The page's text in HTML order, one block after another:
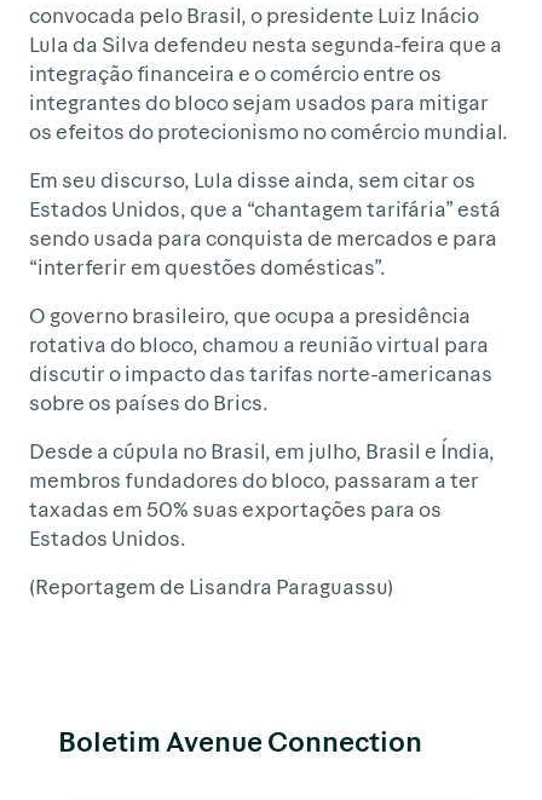
convocada pelo Brasil, o presidente Luiz Inácio
Lula da Silva defendeu nesta segunda-feira que a
integração financeira e o comércio entre os
integrantes do bloco sejam usados para mitigar
os efeitos do protecionismo no comércio mundial.
Em seu discurso, Lula disse ainda, sem citar os
Estados Unidos, que a “chantagem tarifária” está
sendo usada para conquista de mercados e para
“interferir em questões domésticas”.
O governo brasileiro, que ocupa a presidência
rotativa do bloco, chamou a reunião virtual para
discutir o impacto das tarifas norte-americanas
sobre os países do Brics.
Desde a cúpula no Brasil, em julho, Brasil e Índia,
membros fundadores do bloco, passaram a ter
taxadas em 50% suas exportações para os
Estados Unidos.
(Reportagem de Lisandra Paraguassu)
Boletim Avenue Connection